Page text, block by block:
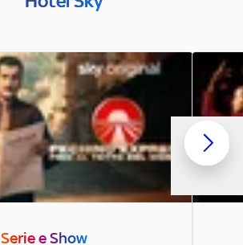
Serie e Show